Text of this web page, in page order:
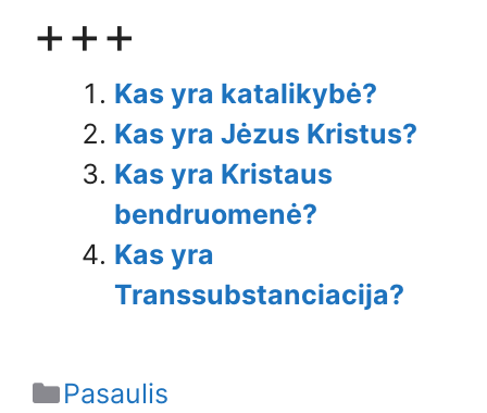
+++
Kas yra katalikybė?
Kas yra Jėzus Kristus?
Kas yra Kristaus
bendruomenė?
Kas yra
Transsubstanciacija?
Categories
Pasaulis